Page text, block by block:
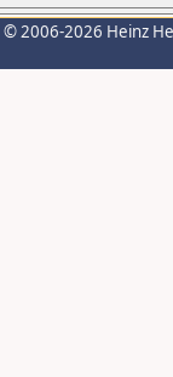
© 2006-2026 Heinz